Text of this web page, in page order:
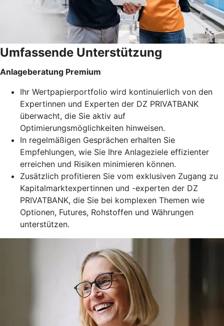
Umfassende Unterstützung
Anlageberatung Premium
Ihr Wertpapierportfolio wird kontinuierlich von den
Expertinnen und Experten der DZ PRIVATBANK
überwacht, die Sie aktiv auf
Optimierungsmöglichkeiten hinweisen.
In regelmäßigen Gesprächen erhalten Sie
Empfehlungen, wie Sie Ihre Anlageziele effizienter
erreichen und Risiken minimieren können.
Zusätzlich profitieren Sie vom exklusiven Zugang zu
Kapitalmarktexpertinnen und -experten der DZ
PRIVATBANK, die Sie bei komplexen Themen wie
Optionen, Futures, Rohstoffen und Währungen
unterstützen.